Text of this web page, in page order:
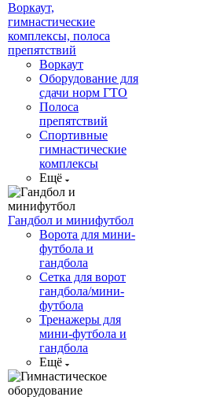
Воркаут,
гимнастические
комплексы, полоса
препятствий
Воркаут
Оборудование для
сдачи норм ГТО
Полоса
препятствий
Спортивные
гимнастические
комплексы
Ещё
Гандбол и минифутбол
Ворота для мини-
футбола и
гандбола
Сетка для ворот
гандбола/мини-
футбола
Тренажеры для
мини-футбола и
гандбола
Ещё